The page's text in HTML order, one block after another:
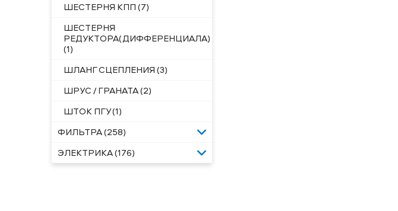
ШЕСТЕРНЯ КПП (7)
ШЕСТЕРНЯ
РЕДУКТОРА(ДИФФЕРЕНЦИАЛА)
(1)
ШЛАНГ СЦЕПЛЕНИЯ (3)
ШРУС / ГРАНАТА (2)
ШТОК ПГУ (1)
ФИЛЬТРА (258)
ЭЛЕКТРИКА (176)